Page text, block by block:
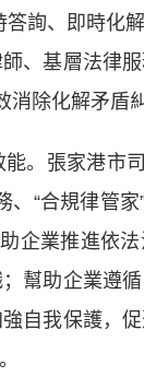
詢、即時化
、基層法律
除化解矛盾糾
張家港市司
“合規律管
企業推進依
幫助企業遵
自我保護，